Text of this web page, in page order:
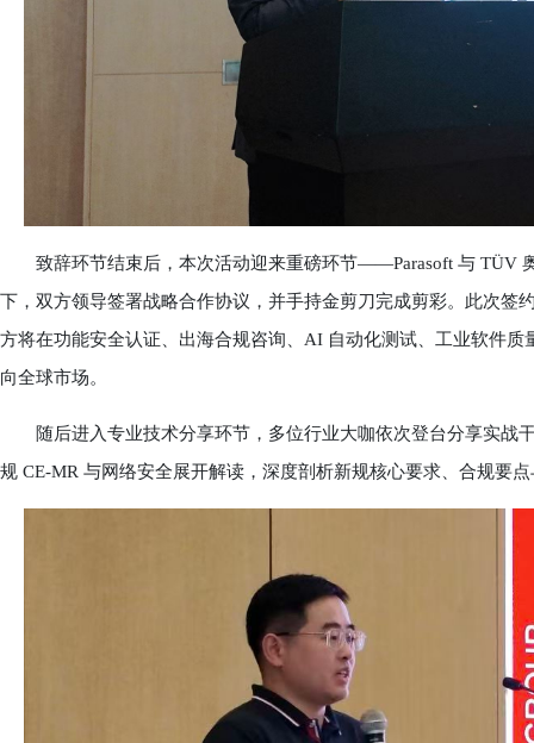
致辞环节结束后，本次活动迎来重磅环节——Parasoft 与 TÜV
下，双方领导签署战略合作协议，并手持金剪刀完成剪彩。此次签
方将在功能安全认证、出海合规咨询、AI 自动化测试、工业软件
向全球市场。
随后进入专业技术分享环节，多位行业大咖依次登台分享实战
规 CE-MR 与网络安全展开解读，深度剖析新规核心要求、合规要